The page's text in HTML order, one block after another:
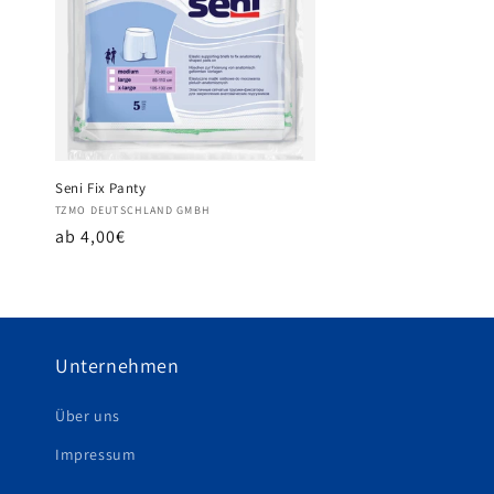
e
:
Seni Fix Panty
Anbieter:
TZMO DEUTSCHLAND GMBH
Normaler
ab 4,00€
Unternehmen
Über uns
Impressum